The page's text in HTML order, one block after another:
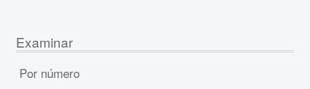
Examinar
Por número